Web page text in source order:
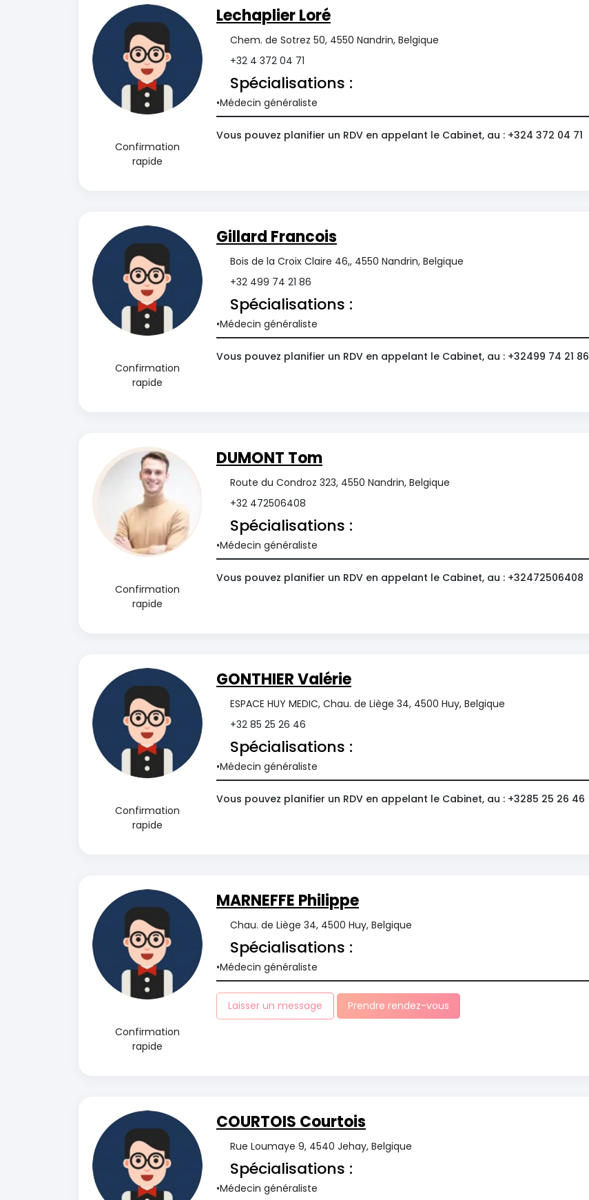
Confirmation
rapide
Lechaplier Loré
Chem. de Sotrez 50, 4550 Nandrin, Belgique
+32 4 372 04 71
Spécialisations :
Médecin généraliste
Vous pouvez planifier un RDV en appelant le Cabinet, au : +324 372 04 71
Confirmation
rapide
Gillard Francois
Bois de la Croix Claire 46,, 4550 Nandrin, Belgique
+32 499 74 21 86
Spécialisations :
Médecin généraliste
Vous pouvez planifier un RDV en appelant le Cabinet, au : +32499 74 21 86
Confirmation
rapide
DUMONT Tom
Route du Condroz 323, 4550 Nandrin, Belgique
+32 472506408
Spécialisations :
Médecin généraliste
Vous pouvez planifier un RDV en appelant le Cabinet, au : +32472506408
Confirmation
rapide
GONTHIER Valérie
ESPACE HUY MEDIC, Chau. de Liège 34, 4500 Huy, Belgique
+32 85 25 26 46
Spécialisations :
Médecin généraliste
Vous pouvez planifier un RDV en appelant le Cabinet, au : +3285 25 26 46
Confirmation
rapide
MARNEFFE Philippe
Chau. de Liège 34, 4500 Huy, Belgique
Spécialisations :
Médecin généraliste
Laisser un message Prendre rendez-vous
COURTOIS Courtois
Rue Loumaye 9, 4540 Jehay, Belgique
Spécialisations :
Médecin généraliste